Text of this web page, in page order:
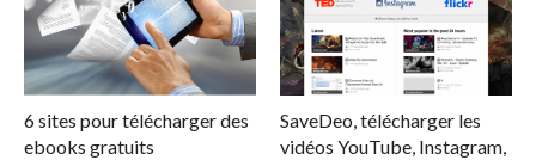
6 sites pour télécharger des
ebooks gratuits
SaveDeo, télécharger les
vidéos YouTube, Instagram,